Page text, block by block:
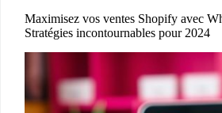
Maximisez vos ventes Shopify avec
Stratégies incontournables pour 2024